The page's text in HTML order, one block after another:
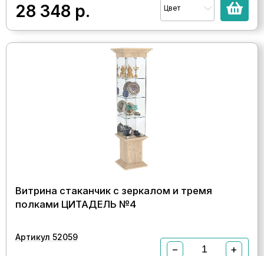
28 348 р. Цвет
Витрина стаканчик с зеркалом и тремя
полками ЦИТАДЕЛЬ №4
Артикул 52059
− +